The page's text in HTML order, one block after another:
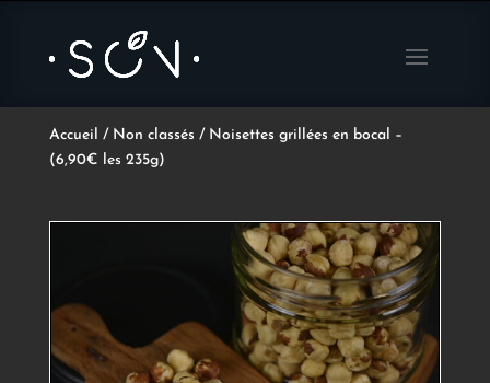
Accueil / Non classés / Noisettes grillées en bocal –
(6,90€ les 235g)